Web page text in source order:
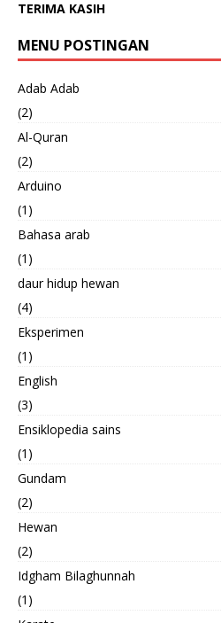
TERIMA KASIH
MENU POSTINGAN
Adab Adab
(2)
Al-Quran
(2)
Arduino
(1)
Bahasa arab
(1)
daur hidup hewan
(4)
Eksperimen
(1)
English
(3)
Ensiklopedia sains
(1)
Gundam
(2)
Hewan
(2)
Idgham Bilaghunnah
(1)